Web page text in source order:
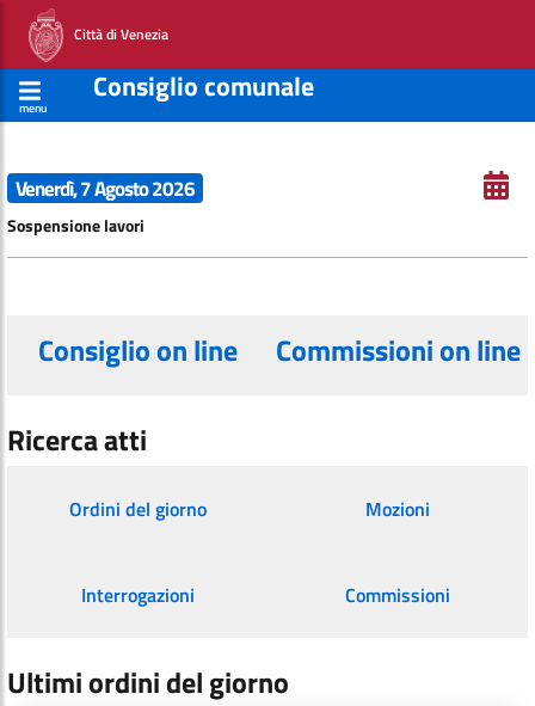
Città di Venezia
menu
Consiglio comunale
Venerdì, 7 Agosto 2026
Sospensione lavori
Consiglio on line Commissioni on line
Ricerca atti
Ordini del giorno Mozioni
Interrogazioni Commissioni
Ultimi ordini del giorno